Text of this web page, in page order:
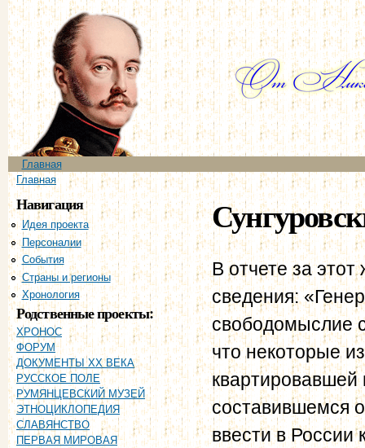
Главное меню
Главная
Вы здесь
Главная
Навигация
Идея проекта
Персоналии
События
Страны и регионы
Хронология
Родственные проекты:
ХРОНОС
ФОРУМ
ДОКУМЕНТЫ XX ВЕКА
РУССКОЕ ПОЛЕ
РУМЯНЦЕВСКИЙ МУЗЕЙ
ЭТНОЦИКЛОПЕДИЯ
СЛАВЯНСТВО
ПЕРВАЯ МИРОВАЯ
В отчете за
сведения:
свободомыслие
что некоторые
квартировавшей
составившемся
ввести в